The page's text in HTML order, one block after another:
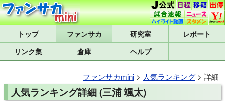
トップ 研究室
レポート
リンク集
倉庫 ヘルプ
ファンサカmini > 人気ランキング > 詳細
人気ランキング詳細 (三浦 颯太)